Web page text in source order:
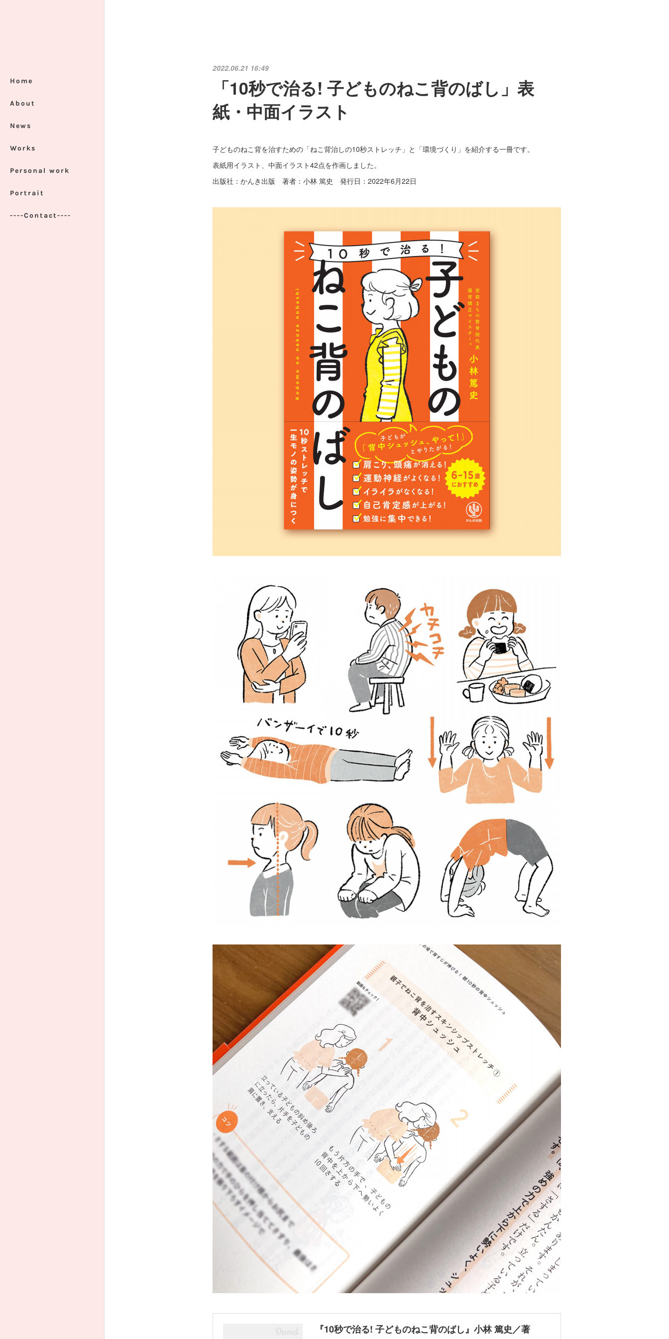
Home
About
News
Works
Personal work
Portrait
----Contact----
2022.06.21 16:49
「10秒で治る! 子どものねこ背のばし」表
紙・中面イラスト
子どものねこ背を治すための「ねこ背治しの10秒ストレッチ」と「環境づくり」を紹介する一冊です。
表紙用イラスト、中面イラスト42点を作画しました。
出版社：かんき出版 著者：小林 篤史 発行日：2022年6月22日
『10秒で治る! 子どものねこ背のばし』小林 篤史／著